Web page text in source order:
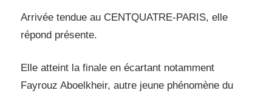
Arrivée tendue au CENTQUATRE-PARIS, elle
répond présente.
Elle atteint la finale en écartant notamment
Fayrouz Aboelkheir, autre jeune phénomène du